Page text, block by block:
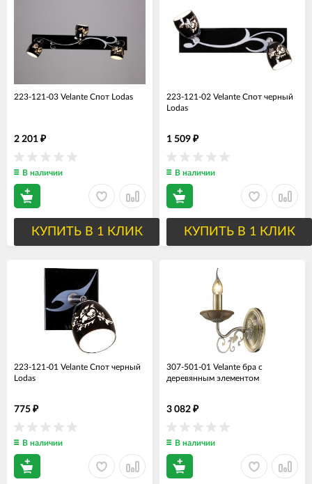
223-121-03 Velante Спот Lodas
2 201 ₽
В наличии
КУПИТЬ В 1 КЛИК
223-121-02 Velante Спот черный
Lodas
1 509 ₽
В наличии
КУПИТЬ В 1 КЛИК
223-121-01 Velante Спот черный
Lodas
775 ₽
В наличии
307-501-01 Velante бра с
деревянным элементом
3 082 ₽
В наличии